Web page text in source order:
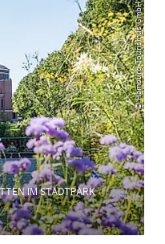
© Hamburg Tourismus GmbH
IM STADTPARK